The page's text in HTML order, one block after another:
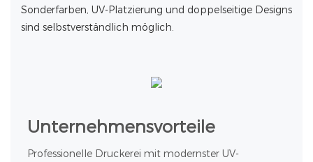
Sonderfarben, UV-Platzierung und doppelseitige Designs
sind selbstverständlich möglich.
Unternehmensvorteile
Professionelle Druckerei mit modernster UV-